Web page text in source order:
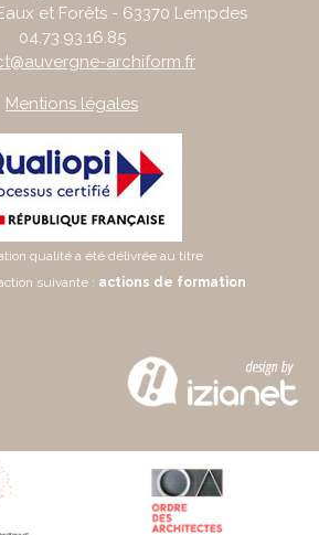
et Forêts - 63370 Lempdes
04.73.93.16.85
archiform.fr
Mentions légales
qualité a été délivrée au titre
suivante : actions de formation